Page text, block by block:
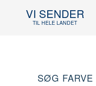
VI SENDER
TIL HELE LANDET
SØG FARVE